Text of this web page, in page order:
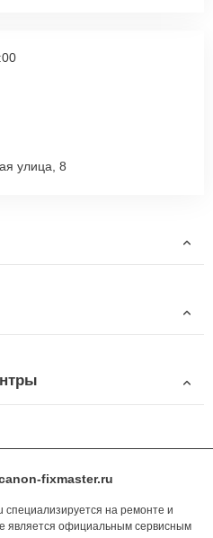
улица, 8
fixmaster.ru
на ремонте и
является официальным сервисным